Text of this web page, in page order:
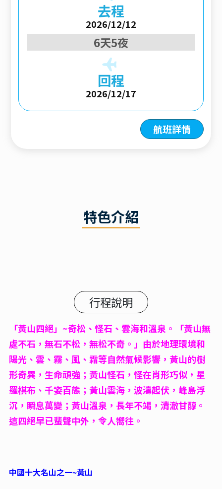
去程
2026/12/12
6天5夜
回程
2026/12/17
航班詳情
特色介紹
行程說明
「黃山四絕」~奇松、怪石、雲海和溫泉。「黃山無
處不石，無石不松，無松不奇。」由於地理環境和
陽光、雲、霧、風、霜等自然氣候影響，黃山的樹
形奇異，生命頑強；黃山怪石，怪在肖形巧似，星
羅棋布、千姿百態；黃山雲海，波濤起伏，峰島浮
沉，瞬息萬變；黃山溫泉，長年不竭，清澈甘醇。
這四絕早已蜚聲中外，令人嚮往。
中國十大名山之一~黃山